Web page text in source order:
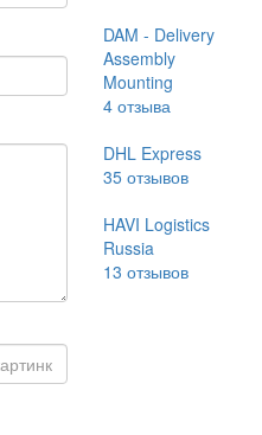
DAM - Delivery
Assembly
Mounting
4отзыва
DHL Express
35отзывов
HAVI Logistics
Russia
13 отзывов